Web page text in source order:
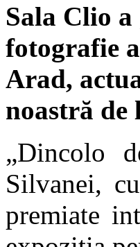
Sala Clio
fotografie
Arad,
noastră
„Dincolo
Silvanei,
premiate